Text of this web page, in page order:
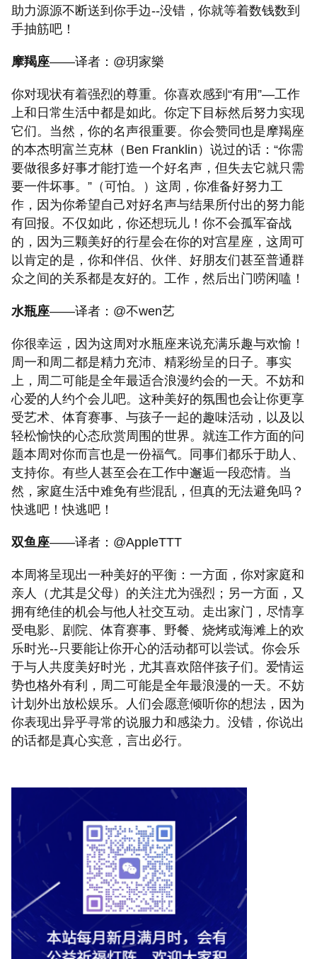
助力源源不断送到你手边--没错，你就等着数钱数到
手抽筋吧！
摩羯座——译者：@玥家樂
你对现状有着强烈的尊重。你喜欢感到“有用”—工作
上和日常生活中都是如此。你定下目标然后努力实现
它们。当然，你的名声很重要。你会赞同也是摩羯座
的本杰明富兰克林（Ben Franklin）说过的话：“你需
要做很多好事才能打造一个好名声，但失去它就只需
要一件坏事。”（可怕。）这周，你准备好努力工
作，因为你希望自己对好名声与结果所付出的努力能
有回报。不仅如此，你还想玩儿！你不会孤军奋战
的，因为三颗美好的行星会在你的对宫星座，这周可
以肯定的是，你和伴侣、伙伴、好朋友们甚至普通群
众之间的关系都是友好的。工作，然后出门唠闲嗑！
水瓶座——译者：@不wen艺
你很幸运，因为这周对水瓶座来说充满乐趣与欢愉！
周一和周二都是精力充沛、精彩纷呈的日子。事实
上，周二可能是全年最适合浪漫约会的一天。不妨和
心爱的人约个会儿吧。这种美好的氛围也会让你更享
受艺术、体育赛事、与孩子一起的趣味活动，以及以
轻松愉快的心态欣赏周围的世界。就连工作方面的问
题本周对你而言也是一份福气。同事们都乐于助人、
支持你。有些人甚至会在工作中邂逅一段恋情。当
然，家庭生活中难免有些混乱，但真的无法避免吗？
快逃吧！快逃吧！
双鱼座——译者：@AppleTTT
本周将呈现出一种美好的平衡：一方面，你对家庭和
亲人（尤其是父母）的关注尤为强烈；另一方面，又
拥有绝佳的机会与他人社交互动。走出家门，尽情享
受电影、剧院、体育赛事、野餐、烧烤或海滩上的欢
乐时光--只要能让你开心的活动都可以尝试。你会乐
于与人共度美好时光，尤其喜欢陪伴孩子们。爱情运
势也格外有利，周二可能是全年最浪漫的一天。不妨
计划外出放松娱乐。人们会愿意倾听你的想法，因为
你表现出异乎寻常的说服力和感染力。没错，你说出
的话都是真心实意，言出必行。